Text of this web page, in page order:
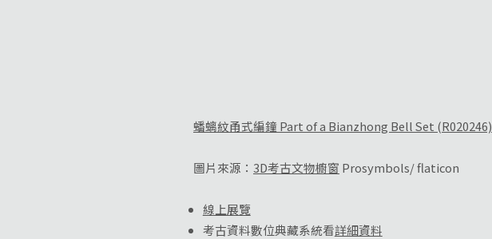
蟠螭紋甬式編鐘 Part of a Bianzhong Bell Set (R020246)
圖片來源： 3D考古文物櫥窗 Prosymbols/ flaticon
線上展覽
考古資料數位典藏系統看詳細資料